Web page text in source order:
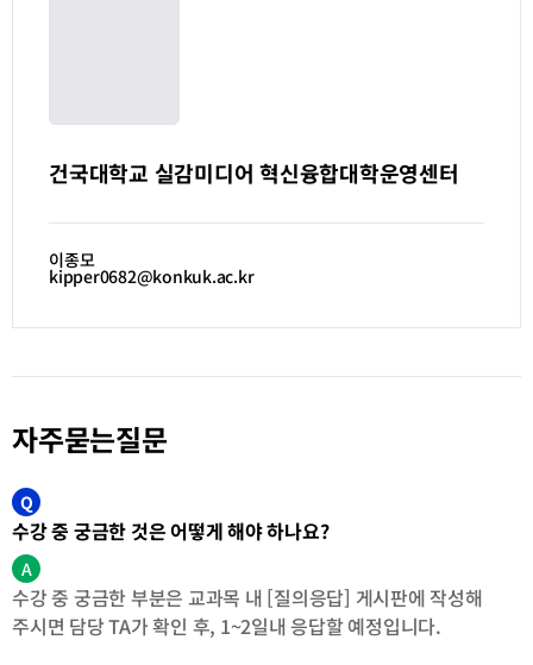
건국대학교 실감미디어 혁신융합대학운영센터
이종모
kipper0682@konkuk.ac.kr
자주묻는질문
Q
수강 중 궁금한 것은 어떻게 해야 하나요?
A
수강 중 궁금한 부분은 교과목 내 [질의응답] 게시판에 작성해
주시면 담당 TA가 확인 후, 1~2일내 응답할 예정입니다.